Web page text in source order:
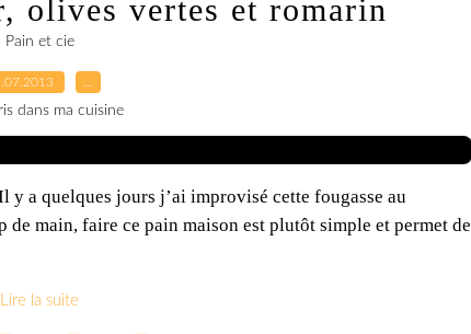
olives vertes et romarin
Pain et cie
dans ma cuisine
y a quelques jours j’ai improvisé cette fougasse au
main, faire ce pain maison est plutôt simple et permet de
Lire la suite